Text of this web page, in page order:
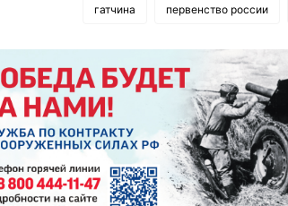
гатчина первенство россии